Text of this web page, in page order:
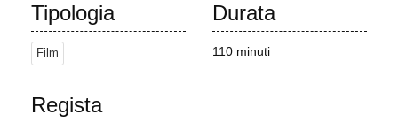
Tipologia
Film
Durata
110 minuti
Regista